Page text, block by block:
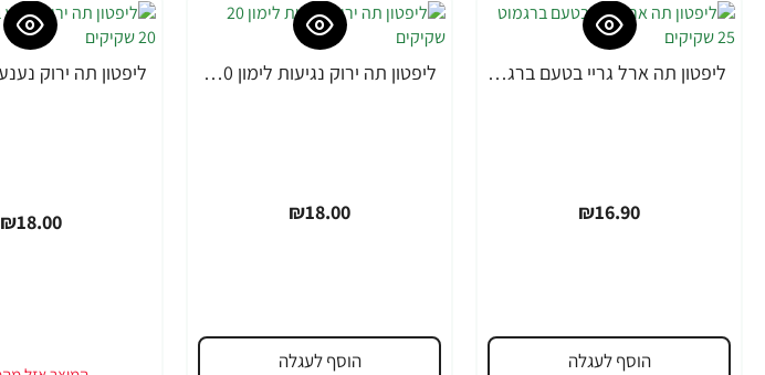
ליפטון תה ארל גריי בטעם ברגמוט 25 שקיקים
₪16.90
הוסף לעגלה
ליפטון תה ירוק נגיעות לימון 20 שקיקים
₪18.00
הוסף לעגלה
₪18.00